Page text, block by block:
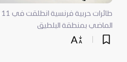
الماضي بمنطقة البلطيق